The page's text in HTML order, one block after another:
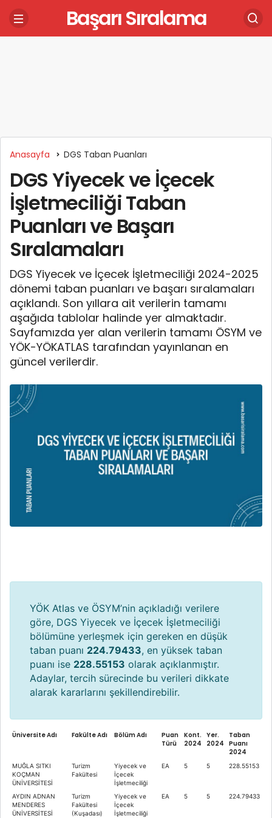
Başarı Sıralama
Anasayfa DGS Taban Puanları
DGS Yiyecek ve İçecek
İşletmeciliği Taban
Puanları ve Başarı
Sıralamaları
DGS Yiyecek ve İçecek İşletmeciliği 2024-2025
dönemi taban puanları ve başarı sıralamaları
açıklandı. Son yıllara ait verilerin tamamı
aşağıda tablolar halinde yer almaktadır.
Sayfamızda yer alan verilerin tamamı ÖSYM ve
YÖK-YÖKATLAS tarafından yayınlanan en
güncel verilerdir.
YÖK Atlas ve ÖSYM’nin açıkladığı verilere
göre, DGS Yiyecek ve İçecek İşletmeciliği
bölümüne yerleşmek için gereken en düşük
taban puanı 224.79433, en yüksek taban
puanı ise 228.55153 olarak açıklanmıştır.
Adaylar, tercih sürecinde bu verileri dikkate
alarak kararlarını şekillendirebilir.
Üniversite Adı Fakülte Adı Bölüm Adı
Puan
Türü
Kont.
2024
Yer.
2024
Taban
Puanı
2024
MUĞLA SITKI
KOÇMAN
ÜNİVERSİTESİ
Turizm
Fakültesi
Yiyecek ve
İçecek
İşletmeciliği
EA 5 5 228.55153
AYDIN ADNAN
MENDERES
ÜNİVERSİTESİ
Turizm
Fakültesi
(Kuşadası)
Yiyecek ve
İçecek
İşletmeciliği
EA 5 5 224.79433